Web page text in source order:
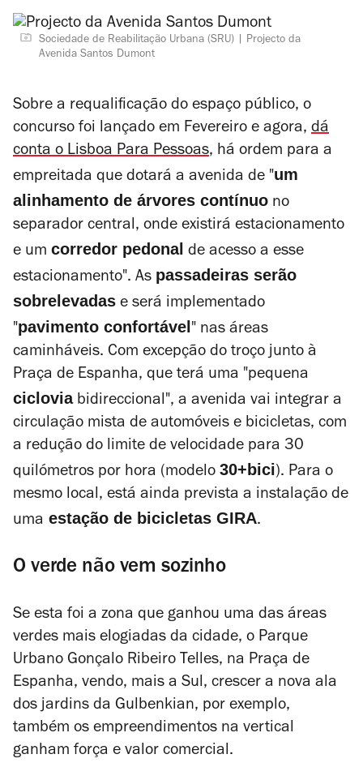
Sociedade de Reabilitação Urbana (SRU)
Projecto da
Avenida Santos Dumont
Sobre a requalificação do espaço público, o
concurso foi lançado em Fevereiro e agora, dá
conta oLisboa Para Pessoas, há ordem para a
empreitada que dotará a avenida de "um
alinhamento de árvores contínuo no
separador central, onde existirá estacionamento
e um corredor pedonal de acesso a esse
estacionamento". As passadeiras serão
sobrelevadas e será implementado
"pavimento confortável " nas áreas
caminháveis. Com excepção do troço junto à
Praça de Espanha, que terá uma "pequena
cicloviabidireccional", a avenida vai integrar a
circulação mista de automóveis e bicicletas, com
a redução do limite de velocidade para 30
quilómetros por hora (modelo 30+bici). Para o
mesmo local, está ainda prevista a instalação de
uma estação de bicicletas GIRA.
O verde não vem sozinho
Se esta foi a zona que ganhou uma das áreas
verdes mais elogiadas da cidade, o Parque
Urbano Gonçalo Ribeiro Telles, na Praça de
Espanha, vendo, mais a Sul, crescer a nova ala
dos jardins da Gulbenkian, por exemplo,
também os empreendimentos na vertical
ganham força e valor comercial.